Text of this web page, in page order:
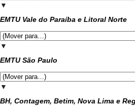
▼
EMTU Vale do Paraíba e Litoral Norte
▼
EMTU São Paulo
▼
BH, Contagem, Betim, Nova Lima e